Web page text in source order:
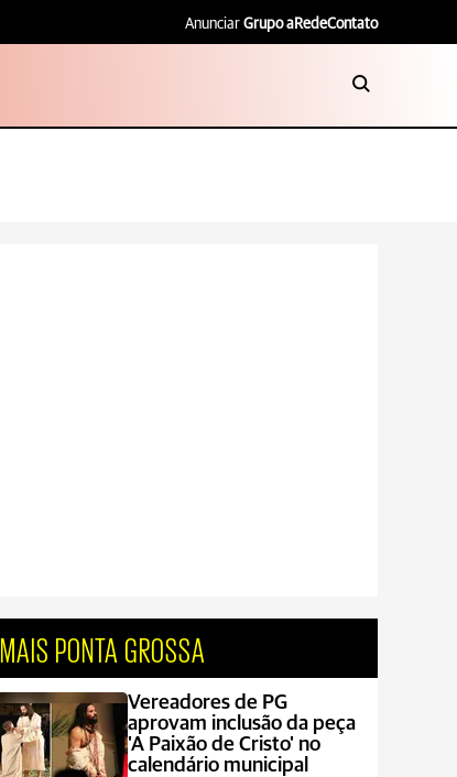
Anunciar Grupo aRedeContato
MAIS PONTA GROSSA
Vereadores de PG
aprovam inclusão da peça
'A Paixão de Cristo' no
calendário municipal